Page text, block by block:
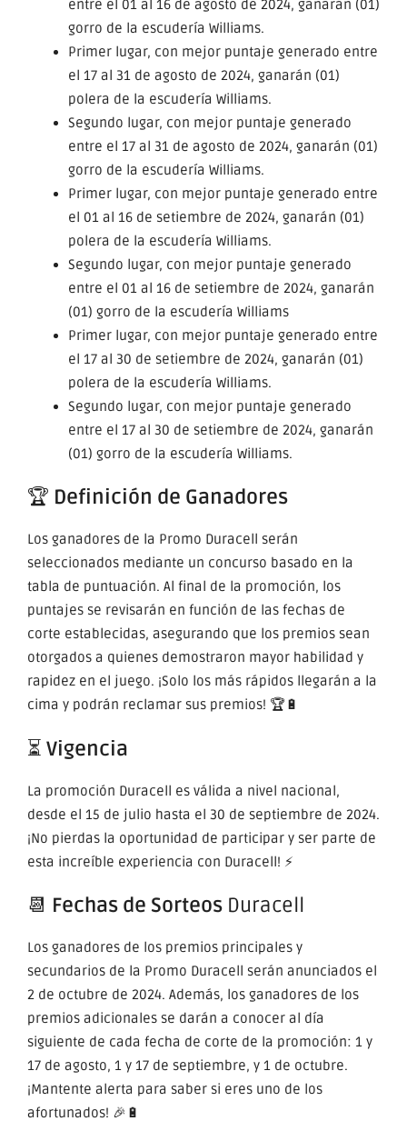
entre el 01 al 16 de agosto de 2024, ganarán (01)
gorro de la escudería Williams.
Primer lugar, con mejor puntaje generado entre
el 17 al 31 de agosto de 2024, ganarán (01)
polera de la escudería Williams.
Segundo lugar, con mejor puntaje generado
entre el 17 al 31 de agosto de 2024, ganarán (01)
gorro de la escudería Williams.
Primer lugar, con mejor puntaje generado entre
el 01 al 16 de setiembre de 2024, ganarán (01)
polera de la escudería Williams.
Segundo lugar, con mejor puntaje generado
entre el 01 al 16 de setiembre de 2024, ganarán
(01) gorro de la escudería Williams
Primer lugar, con mejor puntaje generado entre
el 17 al 30 de setiembre de 2024, ganarán (01)
polera de la escudería Williams.
Segundo lugar, con mejor puntaje generado
entre el 17 al 30 de setiembre de 2024, ganarán
(01) gorro de la escudería Williams.
🏆 Definición de Ganadores
Los ganadores de la Promo Duracell serán
seleccionados mediante un concurso basado en la
tabla de puntuación. Al final de la promoción, los
puntajes se revisarán en función de las fechas de
corte establecidas, asegurando que los premios sean
otorgados a quienes demostraron mayor habilidad y
rapidez en el juego. ¡Solo los más rápidos llegarán a la
cima y podrán reclamar sus premios! 🏆🔋
⏳ Vigencia
La promoción Duracell es válida a nivel nacional,
desde el 15 de julio hasta el 30 de septiembre de 2024.
¡No pierdas la oportunidad de participar y ser parte de
esta increíble experiencia con Duracell! ⚡
📆 Fechas de Sorteos Duracell
Los ganadores de los premios principales y
secundarios de la Promo Duracell serán anunciados el
2 de octubre de 2024. Además, los ganadores de los
premios adicionales se darán a conocer al día
siguiente de cada fecha de corte de la promoción: 1 y
17 de agosto, 1 y 17 de septiembre, y 1 de octubre.
¡Mantente alerta para saber si eres uno de los
afortunados! 🎉🔋